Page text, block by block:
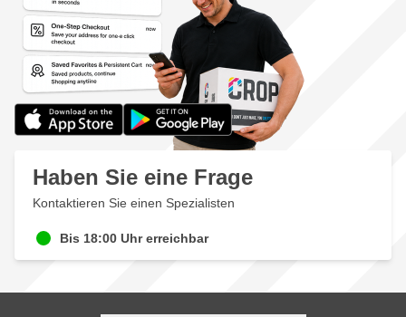
Haben Sie eine Frage
Kontaktieren Sie einen Spezialisten
Bis 18:00 Uhr erreichbar